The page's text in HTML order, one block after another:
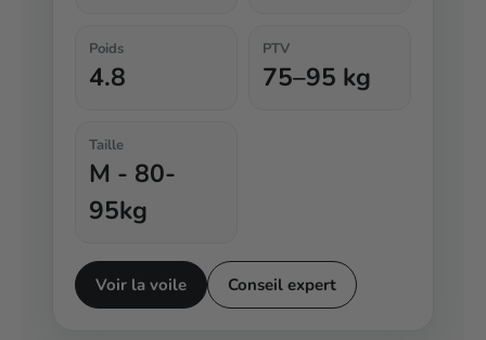
Poids
4.8
PTV
75–95 kg
Taille
M - 80-
95kg
Voir la voile Conseil expert